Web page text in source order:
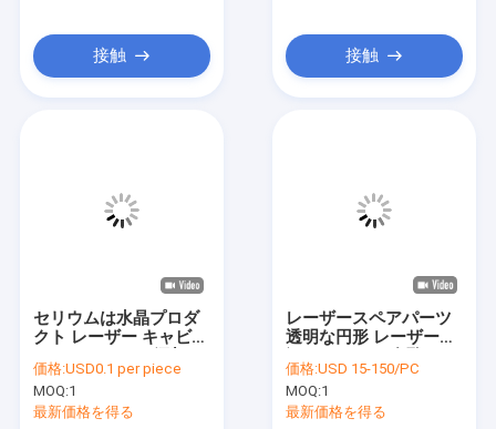
接触 接触
セリウムは水晶プロダ
クト レーザー キャビテ
た
価格:USD0.1 per piece
MOQ:1
最新価格を得る
レーザースペアパーツ
透明な円形 レーザー空
ザー流管
価格:USD 15-150/PC
MOQ:1
最新価格を得る